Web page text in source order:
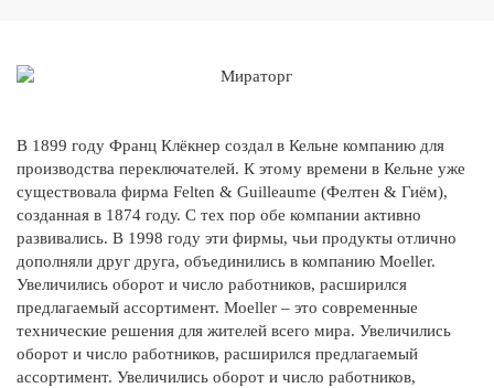
В 1899 году Франц Клёкнер создал в Кельне компанию для
производства переключателей. К этому времени в Кельне уже
существовала фирма Felten & Guilleaume (Фелтен & Гиём),
созданная в 1874 году. С тех пор обе компании активно
развивались. В 1998 году эти фирмы, чьи продукты отлично
дополняли друг друга, объединились в компанию Moeller.
Увеличились оборот и число работников, расширился
предлагаемый ассортимент. Moeller – это современные
технические решения для жителей всего мира. Увеличились
оборот и число работников, расширился предлагаемый
ассортимент. Увеличились оборот и число работников,